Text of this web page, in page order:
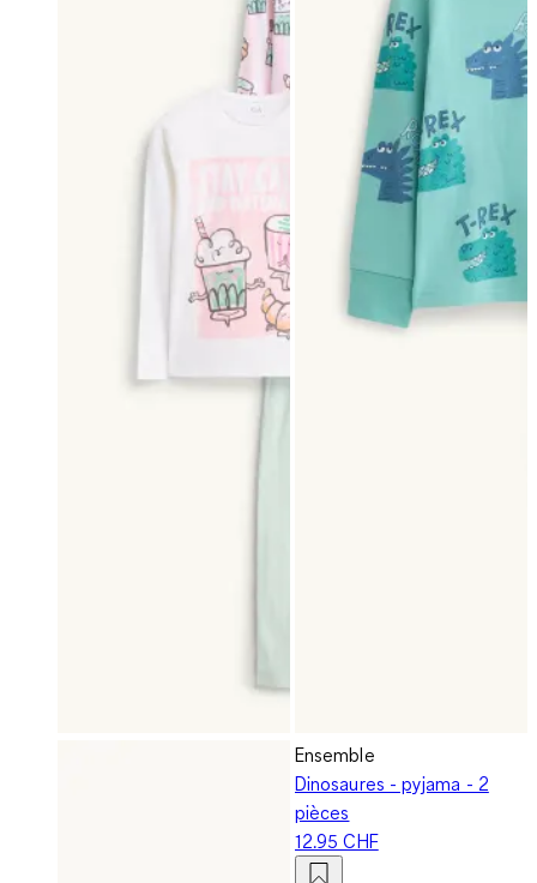
Ensemble
Dinosaures - pyjama - 2
pièces
12.95 CHF